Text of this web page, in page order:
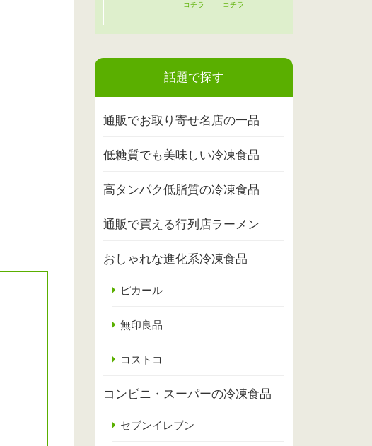
コチラ コチラ
話題で探す
通販でお取り寄せ名店の一品
低糖質でも美味しい冷凍食品
高タンパク低脂質の冷凍食品
通販で買える行列店ラーメン
おしゃれな進化系冷凍食品
ピカール
無印良品
コストコ
コンビニ・スーパーの冷凍食品
セブンイレブン